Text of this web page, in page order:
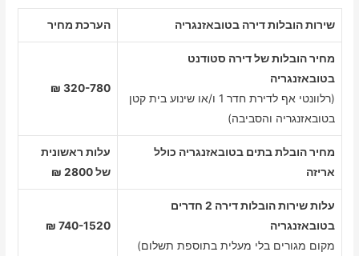
שירות הובלות דירה בטובאזנגריה הערכת מחיר
מחיר הובלות של דירה סטודנט
בטובאזנגריה
(רלוונטי אף לדירת חדר 1 ו/או שינוע בית קטן
בטובאזנגריה והסביבה)
320-780 ₪
מחיר הובלת בתים בטובאזנגריה כולל
אריזה
עלות ראשונית
של 2800 ₪
עלות שירות הובלות דירה 2 חדרים
בטובאזנגריה
מקום מגורים בלי מעלית בתוספת תשלום)
740-1520 ₪